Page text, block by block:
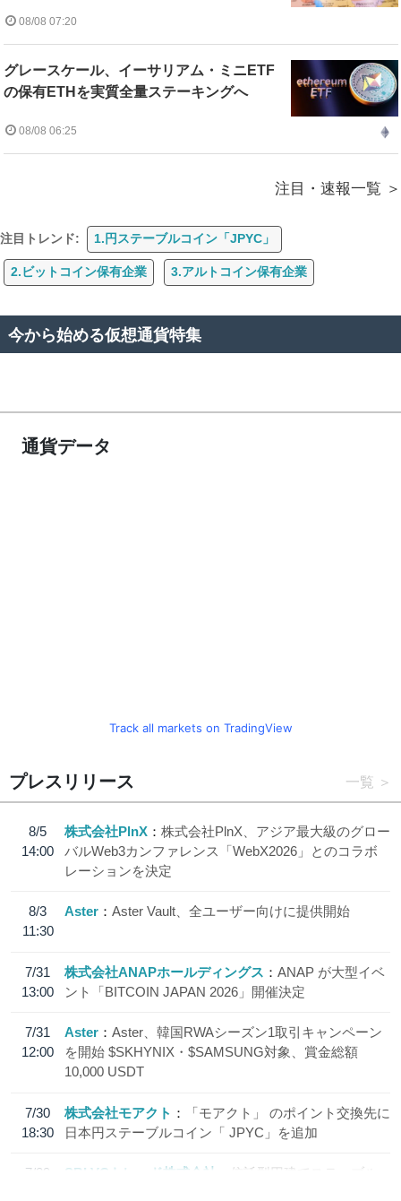
08/08 07:20
グレースケール、イーサリアム・ミニETF
の保有ETHを実質全量ステーキングへ
08/08 06:25
注目・速報一覧
注目トレンド: 1.円ステーブルコイン「JPYC」
2.ビットコイン保有企業 3.アルトコイン保有企業
今から始める仮想通貨特集
通貨データ
Track all markets on TradingView
プレスリリース 一覧
8/5
14:00
株式会社PlnX
株式会社PlnX、アジア最大級のグロー
バルWeb3カンファレンス「WebX2026」とのコラボ
レーションを決定
8/3
11:30
Aster Aster Vault、全ユーザー向けに提供開始
7/31
13:00
株式会社ANAPホールディングス
ANAP が大型イベ
ント「BITCOIN JAPAN 2026」開催決定
7/31
12:00
Aster
Aster、韓国RWAシーズン1取引キャンペーン
を開始 $SKHYNIX・$SAMSUNG対象、賞金総額
10,000 USDT
7/30
18:30
株式会社モアクト
「モアクト」 のポイント交換先に
日本円ステーブルコイン「 JPYC」を追加
7/29
SBI VCトレード株式会社
信託型円建てステーブル